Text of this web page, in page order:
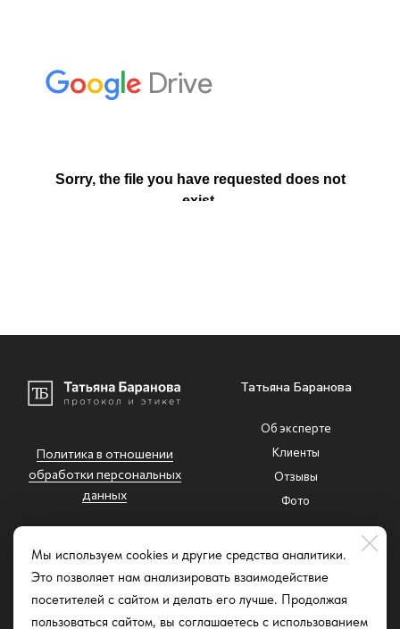
Политика в отношении
обработки персональных
данных
Татьяна Баранова
Об эксперте
Клиенты
Отзывы
Фото
Основы этикета
Культура коммуникации.
Речевой этикет
expert@protokol-etiket.ru
Мы используем cookies и другие средства аналитики.
Это позволяет нам анализировать взаимодействие
посетителей с сайтом и делать его лучше. Продолжая
пользоваться сайтом, вы соглашаетесь с использованием